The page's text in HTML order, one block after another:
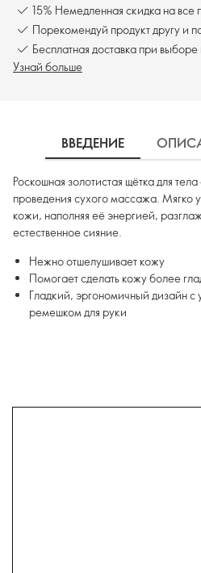
15% Немедленная скидка на все
Порекомендуй продукт другу и
Бесплатная доставка при
Узнай больше
ВВЕДЕНИЕ
Роскошная золотистая щётка для
проведения сухого массажа. Мягко
кожи, наполняя её энергией,
естественное сияние.
Нежно отшелушивает кожу
Помогает сделать кожу более
Гладкий, эргономичный дизайн
ремешком для руки